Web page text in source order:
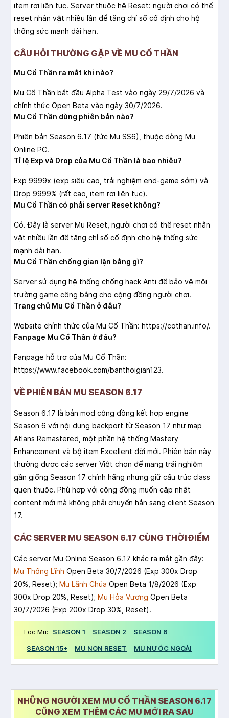
item rơi liên tục. Server thuộc hệ Reset: người chơi có thể
reset nhân vật nhiều lần để tăng chỉ số cố định cho hệ
thống sức mạnh dài hạn.
CÂU HỎI THƯỜNG GẶP VỀ MU CỔ THẦN
Mu Cổ Thần ra mắt khi nào?
Mu Cổ Thần bắt đầu Alpha Test vào ngày 29/7/2026 và
chính thức Open Beta vào ngày 30/7/2026.
Mu Cổ Thần dùng phiên bản nào?
Phiên bản Season 6.17 (tức Mu SS6), thuộc dòng Mu
Online PC.
Tỉ lệ Exp và Drop của Mu Cổ Thần là bao nhiêu?
Exp 9999x (exp siêu cao, trải nghiệm end-game sớm) và
Drop 9999% (rất cao, item rơi liên tục).
Mu Cổ Thần có phải server Reset không?
Có. Đây là server Mu Reset, người chơi có thể reset nhân
vật nhiều lần để tăng chỉ số cố định cho hệ thống sức
mạnh dài hạn.
Mu Cổ Thần chống gian lận bằng gì?
Server sử dụng hệ thống chống hack Anti để bảo vệ môi
trường game công bằng cho cộng đồng người chơi.
Trang chủ Mu Cổ Thần ở đâu?
Website chính thức của Mu Cổ Thần: https://cothan.info/.
Fanpage Mu Cổ Thần ở đâu?
Fanpage hỗ trợ của Mu Cổ Thần:
https://www.facebook.com/banthoigian123.
VỀ PHIÊN BẢN MU SEASON 6.17
Season 6.17 là bản mod cộng đồng kết hợp engine
Season 6 với nội dung backport từ Season 17 như map
Atlans Remastered, một phần hệ thống Mastery
Enhancement và bộ item Excellent đời mới. Phiên bản này
thường được các server Việt chọn để mang trải nghiệm
gần giống Season 17 chính hãng nhưng giữ cấu trúc class
quen thuộc. Phù hợp với cộng đồng muốn cập nhật
content mới mà không phải chuyển hẳn sang client Season
17.
CÁC SERVER MU SEASON 6.17 CÙNG THỜI ĐIỂM
Các server Mu Online Season 6.17 khác ra mắt gần đây:
Mu Thống Lĩnh Open Beta 30/7/2026 (Exp 300x Drop
20%, Reset); Mu Lãnh Chúa Open Beta 1/8/2026 (Exp
300x Drop 20%, Reset); Mu Hỏa Vương Open Beta
30/7/2026 (Exp 200x Drop 30%, Reset).
Lọc Mu: SEASON 1 SEASON 2
SEASON 6
SEASON 15+
MU NON RESET MU NƯỚC NGOÀI
NHỮNG NGƯỜI XEM MU CỔ THẦN SEASON 6.17
CŨNG XEM THÊM CÁC MU MỚI RA SAU